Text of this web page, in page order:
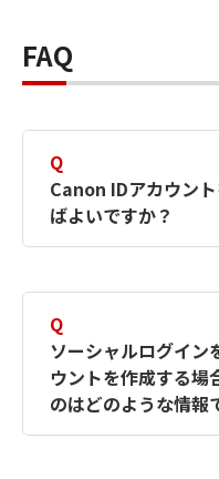
FAQ
Q
Canon IDアカウン
ばよいですか？
す。詳しい作成
何ですか？
ださい。
Q
ソーシャルログイン
ウントを作成する場
のはどのような情報